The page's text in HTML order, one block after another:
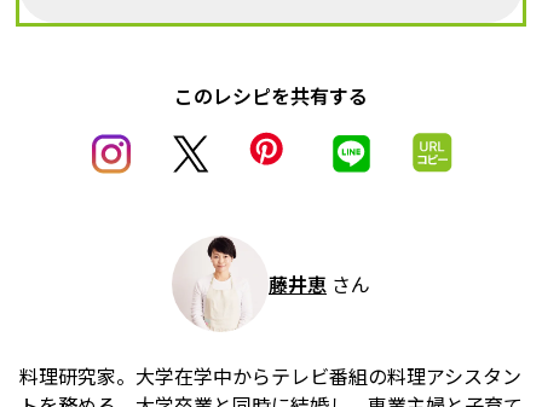
このレシピを共有する
藤井恵 さん
料理研究家。大学在学中からテレビ番組の料理アシスタン